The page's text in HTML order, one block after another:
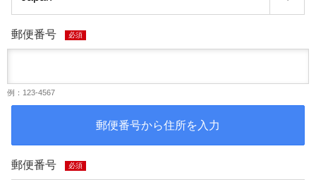
郵便番号 必須
例：123-4567
郵便番号から住所を入力
郵便番号 必須